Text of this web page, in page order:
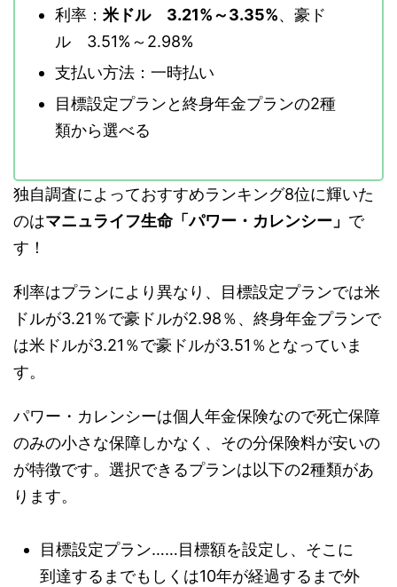
利率： 米ドル 3.21%～3.35%、豪ド
ル 3.51%～2.98%
支払い方法：一時払い
目標設定プランと終身年金プランの2種
類から選べる
独自調査によっておすすめランキング8位に輝いた
のはマニュライフ生命「パワー・カレンシー」 で
す！
利率はプランにより異なり、目標設定プランでは米
ドルが3.21％で豪ドルが2.98％、終身年金プランで
は米ドルが3.21％で豪ドルが3.51％となっていま
す。
パワー・カレンシーは個人年金保険なので死亡保障
のみの小さな保障しかなく、その分保険料が安いの
が特徴です。選択できるプランは以下の2種類があ
ります。
目標設定プラン……目標額を設定し、そこに
到達するまでもしくは10年が経過するまで外